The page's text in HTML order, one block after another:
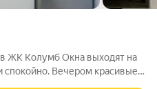
в ЖК Колумб Окна выходят на
красивые